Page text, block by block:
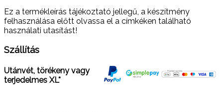
Ez a termékleírás tájékoztató jellegű, a készítmény
felhasználása előtt olvassa el a címkéken található
használati utasítást!
Szállítás
Utánvét, törékeny vagy
terjedelmes XL*